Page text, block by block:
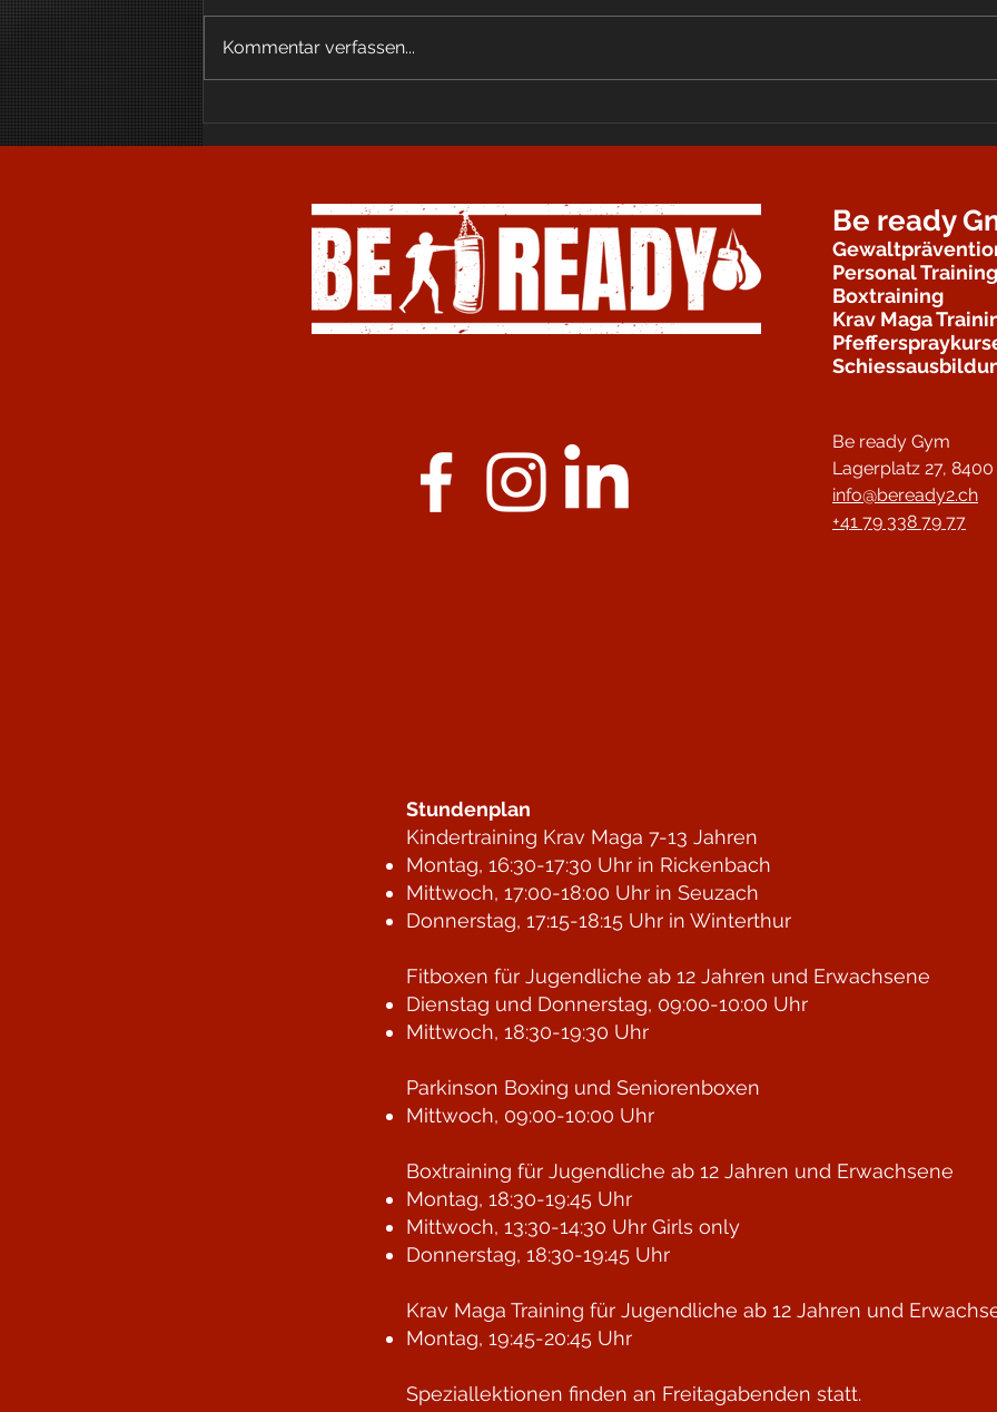
Kommentar verfassen...
Be ready
Personal Training
Boxtraining
Krav Maga
Be ready Gym
Lagerplatz 27,
info@beready2.ch
+41 79 338 79 77
Stundenplan
Kindertraining Krav Maga 7-13 Jahren
Montag, 16:30-17:30 Uhr in Rickenbach
Mittwoch, 17:00-18:00 Uhr in Seuzach
Donnerstag, 17:15-18:15 Uhr in Winterthur
Fitboxen für Jugendliche ab 12 Jahren und Erwachsene
Dienstag und Donnerstag, 09:00-10:00 Uhr
Mittwoch, 18:30-19:30 Uhr
Parkinson Boxing und Seniorenboxen
Mittwoch, 09:00-10:00 Uhr
Boxtraining für Jugendliche ab 12 Jahren und Erwachsene
Montag, 18:30-19:45 Uhr
Mittwoch, 13:30-14:30 Uhr Girls only
Donnerstag, 18:30-19:45 Uhr
Krav Maga Training für Jugendliche ab 12 Jahren und
Montag, 19:45-20:45 Uhr
Speziallektionen finden an Freitagabenden statt.​